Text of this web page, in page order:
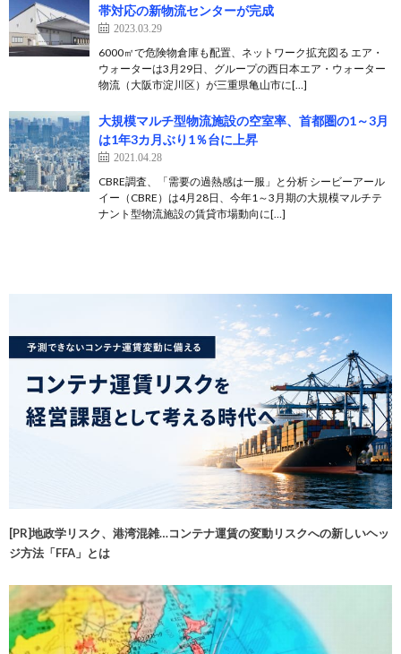
帯対応の新物流センターが完成
2023.03.29
6000㎡で危険物倉庫も配置、ネットワーク拡充図る エア・
ウォーターは3月29日、グループの西日本エア・ウォーター
物流（大阪市淀川区）が三重県亀山市に[…]
大規模マルチ型物流施設の空室率、首都圏の1～3月
は1年3カ月ぶり1％台に上昇
2021.04.28
CBRE調査、「需要の過熱感は一服」と分析 シービーアール
イー（CBRE）は4月28日、今年1～3月期の大規模マルチテ
ナント型物流施設の賃貸市場動向に[…]
[PR]地政学リスク、港湾混雑…コンテナ運賃の変動リスクへの新しいヘッ
ジ方法「FFA」とは